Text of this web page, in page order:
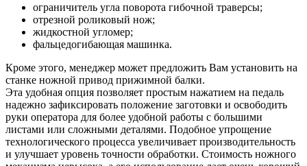
ограничитель угла поворота гибочной траверсы;
отрезной роликовый нож;
жидкостной угломер;
фальцедогибающая машинка.
Кроме этого, менеджер может предложить Вам установить на
станке ножной привод прижимной балки.
Эта удобная опция позволяет простым нажатием на педаль
надежно зафиксировать положение заготовки и освободить
руки оператора для более удобной работы с большими
листами или сложными деталями. Подобное упрощение
технологического процесса увеличивает производительность
и улучшает уровень точности обработки. Стоимость ножного